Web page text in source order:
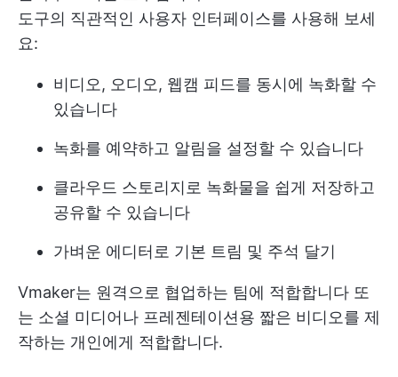
도구의 직관적인 사용자 인터페이스를 사용해 보세
요:
비디오, 오디오, 웹캠 피드를 동시에 녹화할 수
있습니다
녹화를 예약하고 알림을 설정할 수 있습니다
클라우드 스토리지로 녹화물을 쉽게 저장하고
공유할 수 있습니다
가벼운 에디터로 기본 트림 및 주석 달기
Vmaker는 원격으로 협업하는 팀에 적합합니다 또
는 소셜 미디어나 프레젠테이션용 짧은 비디오를 제
작하는 개인에게 적합합니다.